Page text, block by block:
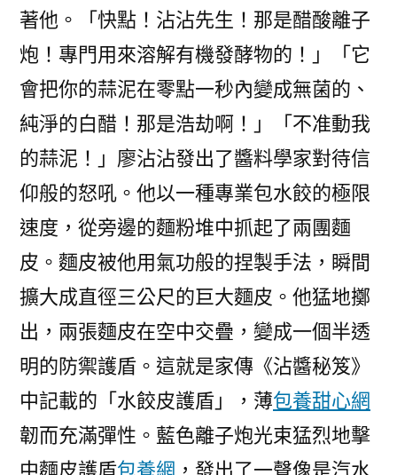
著他。「快點！沾沾先生！那是醋酸離子
炮！專門用來溶解有機發酵物的！」「它
會把你的蒜泥在零點一秒內變成無菌的、
純淨的白醋！那是浩劫啊！」「不准動我
的蒜泥！」廖沾沾發出了醬料學家對待信
仰般的怒吼。他以一種專業包水餃的極限
速度，從旁邊的麵粉堆中抓起了兩團麵
皮。麵皮被他用氣功般的捏製手法，瞬間
擴大成直徑三公尺的巨大麵皮。他猛地擲
出，兩張麵皮在空中交疊，變成一個半透
明的防禦護盾。這就是家傳《沾醬秘笈》
中記載的「水餃皮護盾」，薄包養甜心網
韌而充滿彈性。藍色離子炮光束猛烈地擊
中麵皮護盾包養網 ，發出了一聲像是汽水